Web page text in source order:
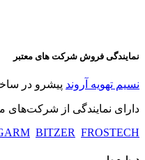
نمایندگی فروش شرکت های معتبر
نسیم تهویه آروند پیشرو در
دارای نمایندگی از شرکت‌های
BITZER FROSTECH